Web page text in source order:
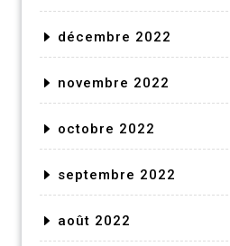
décembre 2022
novembre 2022
octobre 2022
septembre 2022
août 2022